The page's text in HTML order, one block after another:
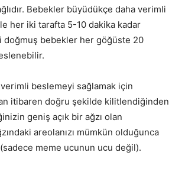
Bebekler büyüdükçe daha verimli
her iki tarafta 5-10 dakika kadar
doğmuş bebekler her göğüste 20
beslemeyi sağlamak için
itibaren doğru şekilde kilitlendiğinden
geniş açık bir ağzı olan
areolanızı mümkün olduğunca
meme ucunun ucu değil).